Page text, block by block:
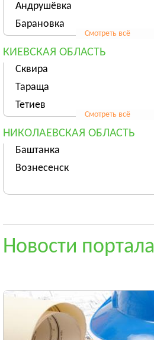
Андрушёвка
Барановка
Смотреть всё
КИЕВСКАЯ ОБЛАСТЬ
Сквира
Тараща
Тетиев
Смотреть всё
НИКОЛАЕВСКАЯ ОБЛАСТЬ
Баштанка
Вознесенск
Смотреть всё
Белополье
ХМЕЛЬНИЦКАЯ ОБЛАСТЬ
Хмельницкий
Волочиск
Новости портала